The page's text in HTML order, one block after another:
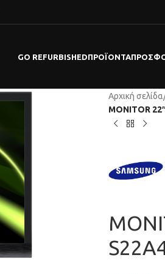
GO REFURBISHEDΠΡΟΪΌΝΤΑ
Αρχική σελίδα
MONITOR